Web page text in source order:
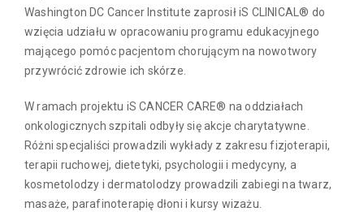
Washington DC Cancer Institute zaprosił iS CLINICAL® do
wzięcia udziału w opracowaniu programu edukacyjnego
mającego pomóc pacjentom chorującym na nowotwory
przywrócić zdrowie ich skórze.
W ramach projektu iS CANCER CARE® na oddziałach
onkologicznych szpitali odbyły się akcje charytatywne.
Różni specjaliści prowadzili wykłady z zakresu fizjoterapii,
terapii ruchowej, dietetyki, psychologii i medycyny, a
kosmetolodzy i dermatolodzy prowadzili zabiegi na twarz,
masaże, parafinoterapię dłoni i kursy wizażu.